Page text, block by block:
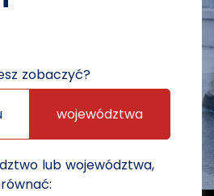
zobaczyć?
województwa
lub województwa,